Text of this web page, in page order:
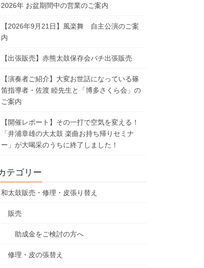
2026年 お盆期間中の営業のご案内
【2026年9月21日】風楽舞 自主公演のご案
内
【出張販売】赤熊太鼓保存会バチ出張販売
【演奏者ご紹介】大変お世話になっている篠
笛指導者・佐渡 睦先生と「博多さくら会」の
ご案内
【開催レポート】その一打で空気を変える！
「井浦章雄の大太鼓 楽曲お持ち帰りセミナ
ー」が大喝采のうちに終了しました！
テゴリー
和太鼓販売・修理・皮張り替え
販売
助成金をご検討の方へ
修理・皮の張替え